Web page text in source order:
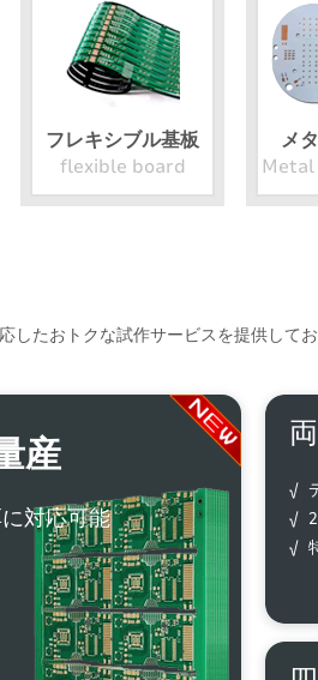
フレキシブル基板
flexible board
メ
たおトクな試作サービスを提供してお
産
対応可能
√
√
√